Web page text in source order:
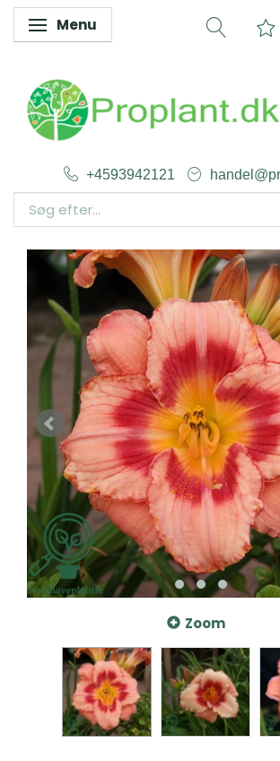
Skifte navigation
Menu
+4593942121
Zoom